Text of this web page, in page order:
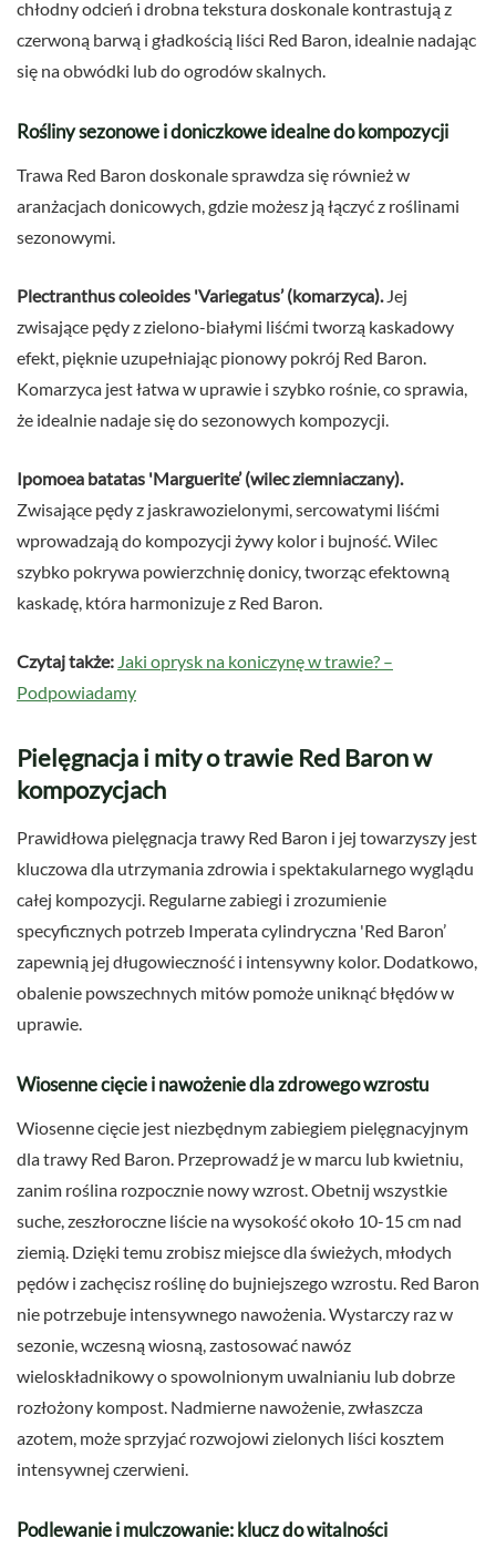
chłodny odcień i drobna tekstura doskonale kontrastują z
czerwoną barwą i gładkością liści Red Baron, idealnie nadając
się na obwódki lub do ogrodów skalnych.
Rośliny sezonowe i doniczkowe idealne do kompozycji
Trawa Red Baron doskonale sprawdza się również w
aranżacjach donicowych, gdzie możesz ją łączyć z roślinami
sezonowymi.
Plectranthus coleoides 'Variegatus’ (komarzyca). Jej
zwisające pędy z zielono-białymi liśćmi tworzą kaskadowy
efekt, pięknie uzupełniając pionowy pokrój Red Baron.
Komarzyca jest łatwa w uprawie i szybko rośnie, co sprawia,
że idealnie nadaje się do sezonowych kompozycji.
Ipomoea batatas 'Marguerite’ (wilec ziemniaczany).
Zwisające pędy z jaskrawozielonymi, sercowatymi liśćmi
wprowadzają do kompozycji żywy kolor i bujność. Wilec
szybko pokrywa powierzchnię donicy, tworząc efektowną
kaskadę, która harmonizuje z Red Baron.
Czytaj także: Jaki oprysk na koniczynę w trawie? –
Podpowiadamy
Pielęgnacja i mity o trawie Red Baron w
kompozycjach
Prawidłowa pielęgnacja trawy Red Baron i jej towarzyszy jest
kluczowa dla utrzymania zdrowia i spektakularnego wyglądu
całej kompozycji. Regularne zabiegi i zrozumienie
specyficznych potrzeb Imperata cylindryczna 'Red Baron’
zapewnią jej długowieczność i intensywny kolor. Dodatkowo,
obalenie powszechnych mitów pomoże uniknąć błędów w
uprawie.
Wiosenne cięcie i nawożenie dla zdrowego wzrostu
Wiosenne cięcie jest niezbędnym zabiegiem pielęgnacyjnym
dla trawy Red Baron. Przeprowadź je w marcu lub kwietniu,
zanim roślina rozpocznie nowy wzrost. Obetnij wszystkie
suche, zeszłoroczne liście na wysokość około 10-15 cm nad
ziemią. Dzięki temu zrobisz miejsce dla świeżych, młodych
pędów i zachęcisz roślinę do bujniejszego wzrostu. Red Baron
nie potrzebuje intensywnego nawożenia. Wystarczy raz w
sezonie, wczesną wiosną, zastosować nawóz
wieloskładnikowy o spowolnionym uwalnianiu lub dobrze
rozłożony kompost. Nadmierne nawożenie, zwłaszcza
azotem, może sprzyjać rozwojowi zielonych liści kosztem
intensywnej czerwieni.
Podlewanie i mulczowanie: klucz do witalności